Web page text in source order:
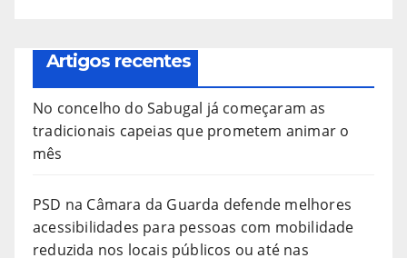
Artigos recentes
No concelho do Sabugal já começaram as
tradicionais capeias que prometem animar o
mês
PSD na Câmara da Guarda defende melhores
acessibilidades para pessoas com mobilidade
reduzida nos locais públicos ou até nas